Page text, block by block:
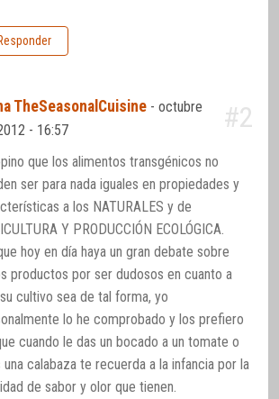
Responder
TheSeasonalCuisine -octubre
- 16:57
#2
que los alimentos transgénicos no
ser para nada iguales en propiedades y
a los NATURALES y de
Y PRODUCCIÓN ECOLÓGICA.
hoy en día haya un gran debate sobre
productos por ser dudosos en cuanto a
cultivo sea de tal forma, yo
lo he comprobado y los prefiero
cuando le das un bocado a un tomate o
una calabaza te recuerda a la infancia por la
de sabor y olor que tienen.